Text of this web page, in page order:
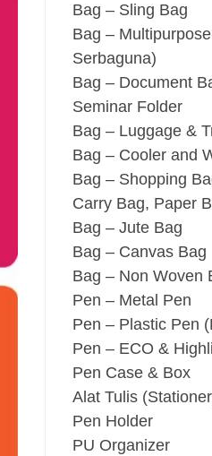
Bag – Sling Bag
Bag –
Serbaguna)
Bag – Document
Seminar Folder
Bag – Luggage &
Bag – Cooler and
Bag – Shopping
Carry Bag, Paper
Bag – Jute Bag
Bag – Canvas Bag
Bag – Non Woven
Pen – Metal Pen
Pen – Plastic Pen
Pen – ECO &
Pen Case & Box
Alat Tulis
Pen Holder
PU Organizer